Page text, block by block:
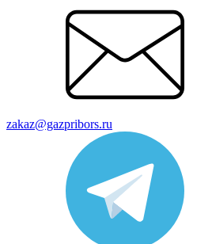
zakaz@gazpribors.ru